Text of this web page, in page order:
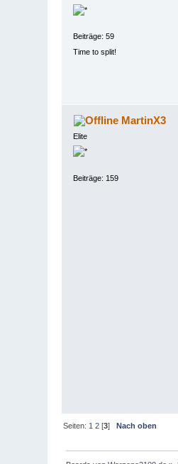
Beiträge: 59
Time to split!
MartinX3
Elite
Beiträge: 159
Seiten:1 2 [3]
Nach oben